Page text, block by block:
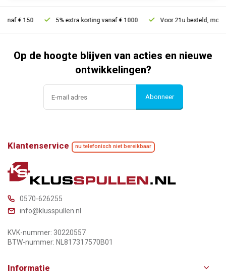
5% extra korting vanaf € 1000 Voor 21u besteld, morgen in huis*
Op de hoogte blijven van acties en nieuwe
ontwikkelingen?
Abonneer
Klantenservice nu telefonisch niet bereikbaar
0570-626255
info@klusspullen.nl
KVK-nummer: 30220557
BTW-nummer: NL817317570B01
Informatie